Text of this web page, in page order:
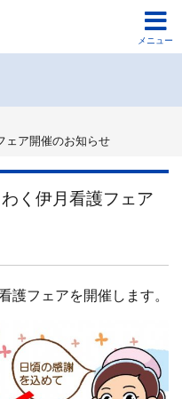
メニュー
ェア開催のお知らせ
く伊月看護フェア
護フェアを開催します。